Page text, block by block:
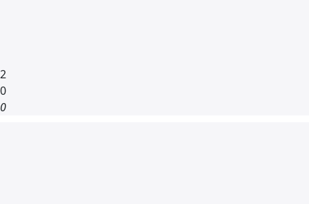
2
0
0